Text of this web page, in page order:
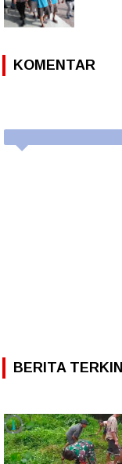
KOMENTAR
BERITA TERKINI